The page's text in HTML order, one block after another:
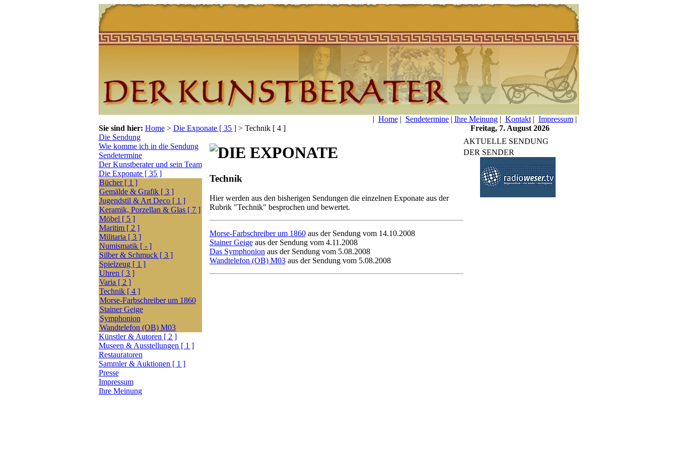
| Home| Sendetermine| Ihre Meinung| Kontakt| Impressum|
Sie sind hier: Home > Die Exponate [ 35 ] >Technik [ 4 ]
Freitag, 7. August 2026
Die Sendung
Wie komme ich in die Sendung
Sendetermine
Der Kunstberater und sein Team
Die Exponate [ 35 ]
Bücher [ 1 ]
Gemälde & Grafik [ 3 ]
Jugendstil & Art Deco [ 1 ]
Keramik, Porzellan & Glas [ 7 ]
Möbel [ 5 ]
Maritim [ 2 ]
Militaria [ 3 ]
Numismatik [ - ]
Silber & Schmuck [ 3 ]
Spielzeug [ 1 ]
Uhren [ 3 ]
Varia [ 2 ]
Technik [ 4 ]
Morse-Farbschreiber um 1860
Stainer Geige
Symphonion
Wandtelefon (OB) M03
Künstler & Autoren [ 2 ]
Museen & Ausstellungen [ 1 ]
Restauratoren
Sammler & Auktionen [ 1 ]
Presse
Impressum
Ihre Meinung
Technik
Hier werden aus den bisherigen Sendungen die einzelnen Exponate aus der
Rubrik "Technik" besprochen und bewertet.
Morse-Farbschreiber um 1860aus der Sendung vom 14.10.2008
Stainer Geigeaus der Sendung vom 4.11.2008
Das Symphonion aus der Sendung vom 5.08.2008
Wandtelefon (OB) M03aus der Sendung vom 5.08.2008
AKTUELLE SENDUNG
DER SENDER